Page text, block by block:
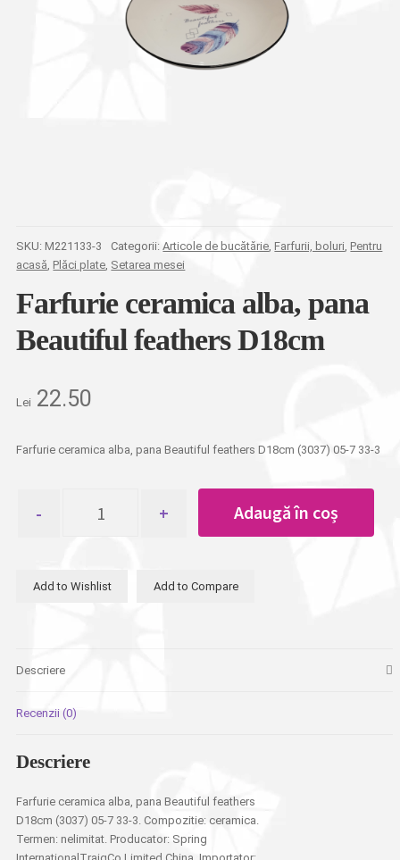
SKU: M221133-3 Categorii:Articole de bucătărie, Farfurii, boluri, Pentru
acasă, Plăci plate, Setarea mesei
Farfurie ceramica alba, pana
Beautiful feathers D18cm
Lei 22.50
Farfurie ceramica alba, pana Beautiful feathers D18cm (3037) 05-7 33-3
Farfurie
Beautiful
Adaugă în coș
Add to Wishlist Add to Compare
Descriere
Recenzii (0)
Descriere
Farfurie ceramica alba, pana Beautiful feathers
D18cm (3037) 05-7 33-3. Compozitie: ceramica.
Termen: nelimitat. Producator: Spring